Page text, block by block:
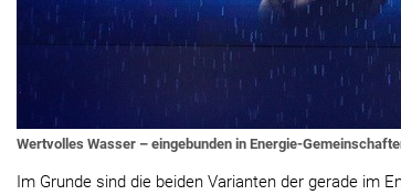
Wertvolles Wasser – eingebunden in Energie-
Im Grunde sind die beiden Varianten der gerade im